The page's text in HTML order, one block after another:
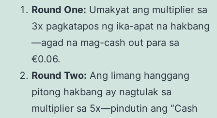
Round One: Umakyat ang multiplier sa
3x pagkatapos ng ika-apat na hakbang
—agad na mag-cash out para sa
€0.06.
Round Two: Ang limang hanggang
pitong hakbang ay nagtulak sa
multiplier sa 5x—pindutin ang “Cash